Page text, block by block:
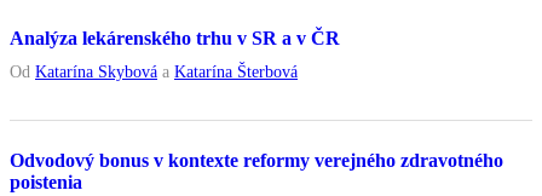
Analýza lekárenského trhu v SR a v ČR
Od Katarína Skybová a Katarína Šterbová
Odvodový bonus v kontexte reformy verejného zdravotného
poistenia